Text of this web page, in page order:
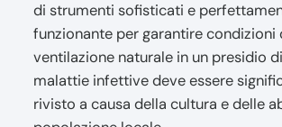
di strumenti sofisticati e
funzionante per garantire condizioni
ventilazione naturale in un presidio
malattie infettive deve essere
rivisto a causa della cultura e delle